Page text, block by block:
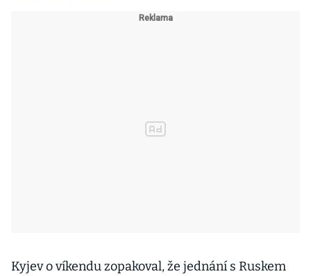
Kyjev o víkendu zopakoval, že jednání s Ruskem